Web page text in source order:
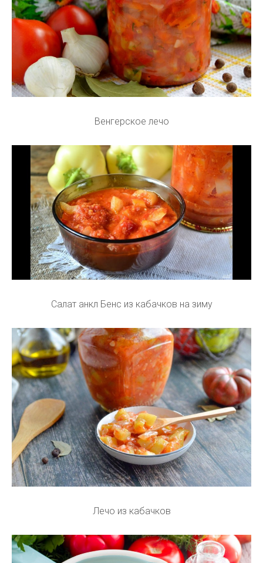
Венгерское лечо
Салат анкл Бенс из кабачков на зиму
Лечо из кабачков